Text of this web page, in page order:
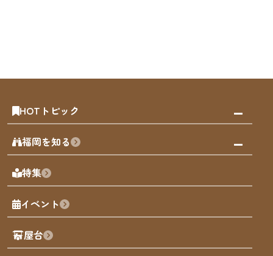
HOTトピック
みんなの旅行記
天神エリア
博多旧市街
福岡城
歴史・文化
福岡を知る
福岡の見どころ
福岡の魅力
観光カレンダー
観光PR動画
まち歩き
特集
イベント
屋台